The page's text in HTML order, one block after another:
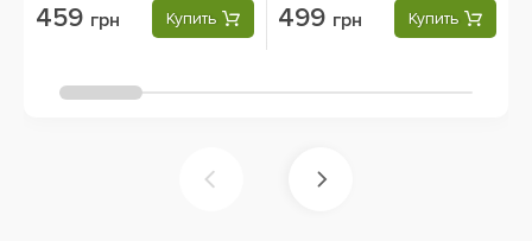
459 грн Купить 499 грн Купить